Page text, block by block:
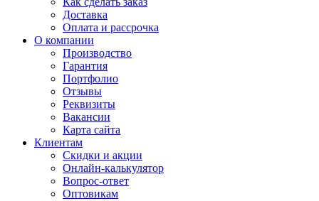
Доставка
Оплата и рассрочка
О компании
Производство
Гарантия
Портфолио
Отзывы
Реквизиты
Вакансии
Карта сайта
Клиентам
Скидки и акции
Онлайн-калькулятор
Вопрос-ответ
Оптовикам